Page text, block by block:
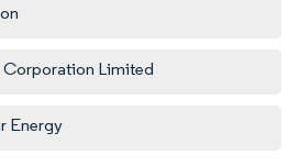
Limited
Energy